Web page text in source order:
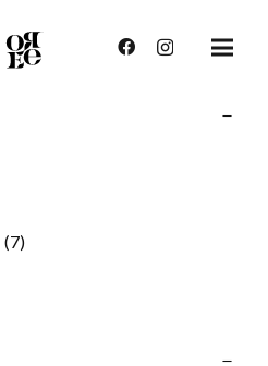
(7)